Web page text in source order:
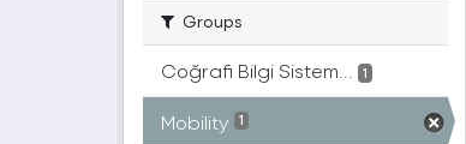
Groups
Coğrafi Bilgi Sistem... 1
Mobility 1